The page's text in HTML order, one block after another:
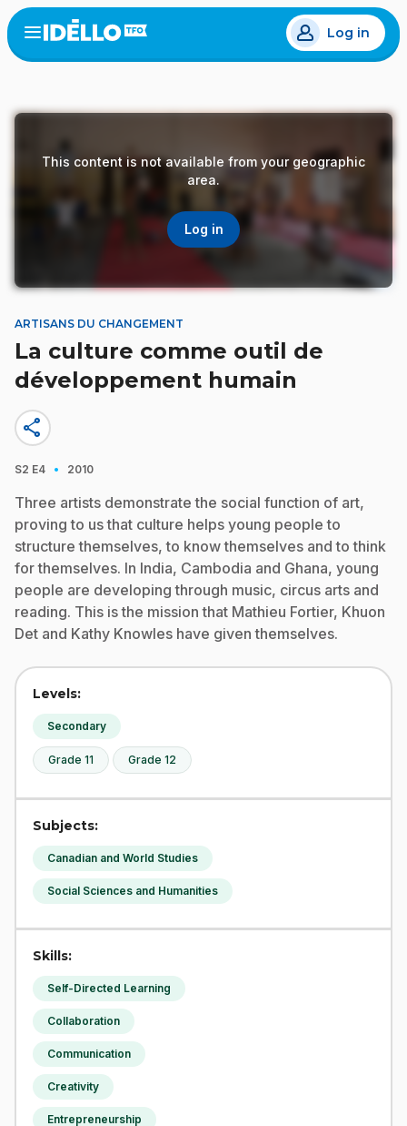
Skip
to
main
Open
menu
Log in
This content is not available from your geographic
area.
Log in
ARTISANS DU CHANGEMENT
La culture comme outil de
développement humain
share
S2 E4 · 2010
Three artists demonstrate the social function of art,
proving to us that culture helps young people to
structure themselves, to know themselves and to think
for themselves. In India, Cambodia and Ghana, young
people are developing through music, circus arts and
reading. This is the mission that Mathieu Fortier, Khuon
Det and Kathy Knowles have given themselves.
Levels:
Secondary
Grade 11 Grade 12
Subjects:
Canadian and World Studies
Social Sciences and Humanities
Skills:
Self-Directed Learning
Collaboration
Communication
Creativity
Entrepreneurship